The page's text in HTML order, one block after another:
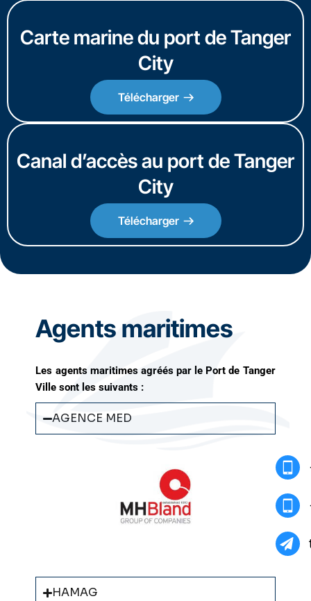
Carte marine du port de Tanger
City
Télécharger
Canal d’accès au port de Tanger
City
Télécharger
Agents maritimes
Les agents maritimes agréés par le Port de Tanger
Ville sont les suivants :
AGENCE MED
HAMAG